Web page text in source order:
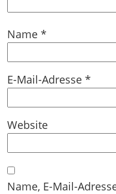
Name *
E-Mail-Adresse *
Website
Name, E-Mail-